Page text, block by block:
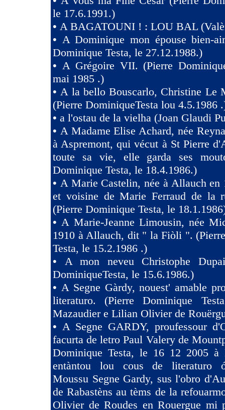
le 17.6.1991.)
• A BAGATOUNI ! : LOU BAL
• A Dominique mon épouse bien-
Dominique Testa, le 27.12.1988.)
• A Grégoire VII. (Pierre
mai 1985 .)
•A la bello Bouscarlo, Christine Le
(Pierre DominiqueTesta lou 4.5.1986
• a l'ostau de la vielha (Joan Glaudi
• A Madame Elise Achard, née
à Aspremont, qui vécut à St Pierre
toute sa vie, elle garda ses
Dominique Testa, le 18.4.1986.)
• A Marie Castelin, née à Allauch en
et voisine de Marie Ferraud de la
(Pierre Dominique Testa, le
•A Marie-Jeanne Limousin, née
1910 à Allauch, dit " la Fiòli ".
Testa, le 15.2.1986 .)
• A mon neveu Christophe
DominiqueTesta, le 15.6.1986.)
• A Segne Gàrdy, nouest' amable
literaturo. (Pierre Dominique
Mazaudier e Lilian Olivier de
• A Segne GARDY, proufessour
facurta de letro Paul Valery de
Dominique Testa, le 16 12 2005 à
entàntou lou cous de literaturo
Moussu Segne Gardy, sus l'obro
de Rabastèns au tèms de la
Olivier de Roudes en Rouergue mi